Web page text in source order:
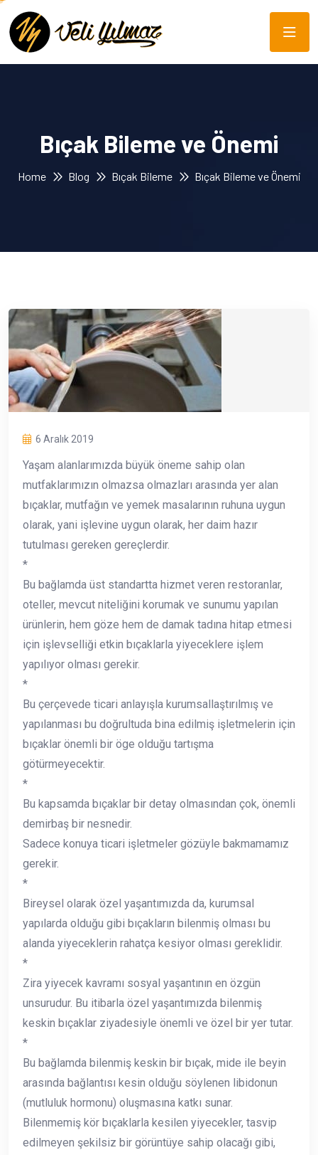
Bıçak Bileme ve Önemi
Home Blog Bıçak Bileme Bıçak Bileme ve Önemi
6 Aralık 2019
Yaşam alanlarımızda büyük öneme sahip olan
mutfaklarımızın olmazsa olmazları arasında yer alan
bıçaklar, mutfağın ve yemek masalarının ruhuna uygun
olarak, yani işlevine uygun olarak, her daim hazır
tutulması gereken gereçlerdir.
*
Bu bağlamda üst standartta hizmet veren restoranlar,
oteller, mevcut niteliğini korumak ve sunumu yapılan
ürünlerin, hem göze hem de damak tadına hitap etmesi
için işlevselliği etkin bıçaklarla yiyeceklere işlem
yapılıyor olması gerekir.
*
Bu çerçevede ticari anlayışla kurumsallaştırılmış ve
yapılanması bu doğrultuda bina edilmiş işletmelerin için
bıçaklar önemli bir öge olduğu tartışma
götürmeyecektir.
*
Bu kapsamda bıçaklar bir detay olmasından çok, önemli
demirbaş bir nesnedir.
Sadece konuya ticari işletmeler gözüyle bakmamamız
gerekir.
*
Bireysel olarak özel yaşantımızda da, kurumsal
yapılarda olduğu gibi bıçakların bilenmiş olması bu
alanda yiyeceklerin rahatça kesiyor olması gereklidir.
*
Zira yiyecek kavramı sosyal yaşantının en özgün
unsurudur. Bu itibarla özel yaşantımızda bilenmiş
keskin bıçaklar ziyadesiyle önemli ve özel bir yer tutar.
*
Bu bağlamda bilenmiş keskin bir bıçak, mide ile beyin
arasında bağlantısı kesin olduğu söylenen libidonun
(mutluluk hormonu) oluşmasına katkı sunar.
Bilenmemiş kör bıçaklarla kesilen yiyecekler, tasvip
edilmeyen şekilsiz bir görüntüye sahip olacağı gibi,